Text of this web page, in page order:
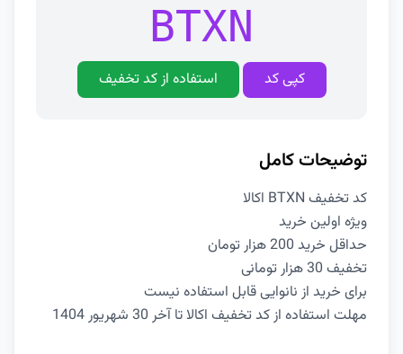
BTXN
کپی کد استفاده از کد تخفیف
توضیحات کامل
کد تخفیف BTXN اکالا
ویژه اولین خرید
حداقل خرید 200 هزار تومان
تخفیف 30 هزار تومانی
برای خرید از نانوایی قابل استفاده نیست
مهلت استفاده از کد تخفیف اکالا تا آخر 30 شهریور 1404